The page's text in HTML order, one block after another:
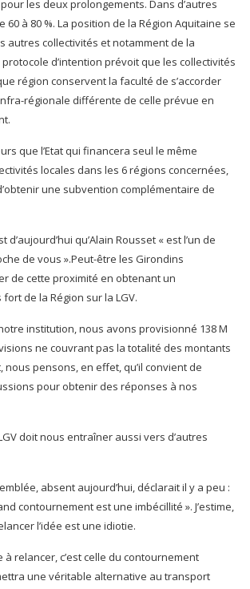
les deux prolongements. Dans d’autres
60 à 80 %. La position de la Région Aquitaine se
autres collectivités et notamment de la
d’intention prévoit que les collectivités
région conservent la faculté de s’accorder
régionale différente de celle prévue en
que l’Etat qui financera seul le même
locales dans les 6 régions concernées,
une subvention complémentaire de
d’aujourd’hui qu’Alain Rousset « est l’un de
de vous ».Peut-être les Girondins
de cette proximité en obtenant un
de la Région sur la LGV.
institution, nous avons provisionné 138 M
ne couvrant pas la totalité des montants
nous pensons, en effet, qu’il convient de
pour obtenir des réponses à nos
doit nous entraîner aussi vers d’autres
absent aujourd’hui, déclarait il y a peu :
contournement est une imbécillité ». J’estime,
l’idée est une idiotie.
à relancer, c’est celle du contournement
une véritable alternative au transport